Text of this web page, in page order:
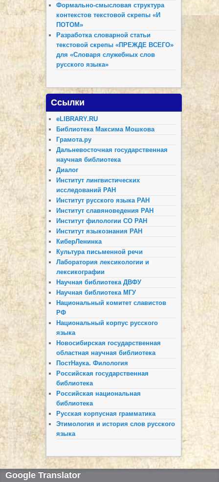
Формально-смысловая структура
контекстов текстовой скрепы «И
ПОТОМ»
Разработка словарной статьи
текстовой скрепы «ПРЕЖДЕ ВСЕГО»
для «Словаря служебных слов
русского языка»
Ссылки
eLIBRARY.RU
Библиотека Максима Мошкова
Грамота.ру
Дальневосточная государственная
научная библиотека
Диалог
Институт лингвистических
исследований РАН
Институт русского языка РАН
Институт славяноведения РАН
Институт филологии СО РАН
Институт языкознания РАН
КиберЛенинка
Культура письменной речи
Лаборатория лексикологии и
лексикографии
Научная библиотека ДВФУ
Научная библиотека МГУ
Национальный комитет славистов
РФ
Национальный корпус русского
языка
Новосибирская государственная
областная научная библиотека
ПостНаука. Филология
Российская государственная
библиотека
Российская национальная
библиотека
Русская корпусная грамматика
Этимология и история слов русского
языка
Google Translator